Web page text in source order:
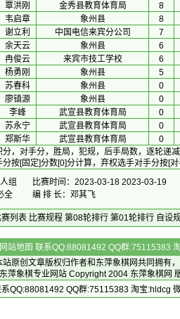
覃洪刚 金秀县教育体育局
8
韦启章 象州县
8
谢立利 中国电信来宾分公司
7
余天云 象州县
6
冉俊云 来宾市技工学校
6
杨勇刚 象州县
5
苏春科 象州县
0
廖镇源 象州县
0
李峰 武宣县教育体育局
0
苏永宁 武宣县教育体育局
0
郑斯华 武宣县教育体育局
0
分，对手分，胜局，犯规，后手局数，逐轮递
分按[固定]分数[0]分计算，弃权选手对手分按[
组
比赛时间：2023-03-18 2023-03-19
全
编 排 长：邓其飞
赛列表 比赛规程 第08轮排行 第01轮排行 自设
网站地图 联系QQ:88081492 QQ群:75115383
站原创文章版权归作者和 东萍象棋网共同拥有
东萍象棋专业网站 Copyright 2004 东萍象棋网
系QQ:88081492 QQ群:75115383 淘宝:hldcg